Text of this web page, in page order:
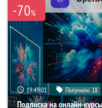
-70%
19:49:00 Получили:18
Подписка на онлайн-